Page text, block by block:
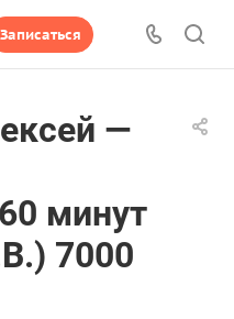
Записаться
—
минут
7000